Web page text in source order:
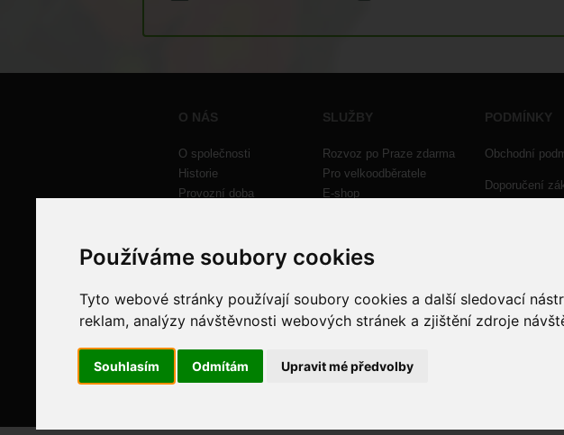
Používáme soubory cookies
Tyto webové stránky používají soubory cookies a další sledovací
reklam, analýzy návštěvnosti webových stránek a zjištění zdroje
Souhlasím Odmítám Upravit mé předvolby
O NÁS
O společnosti
Historie
Provozní doba
SLUŽBY
Rozvoz po Praze zdarma
Pro velkoodběratele
E-shop
PODMÍNKY
Obchodní
Doporučení